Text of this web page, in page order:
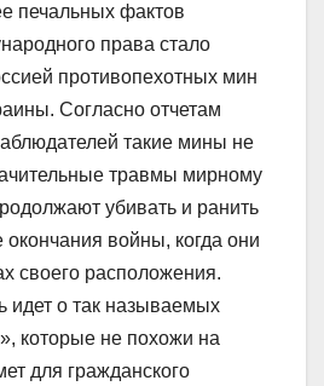
печальных фактов
права стало
противопехотных мин
Согласно отчетам
такие мины не
травмы мирному
убивать и ранить
войны, когда они
своего расположения.
идет о так называемых
которые не похожи на
для гражданского